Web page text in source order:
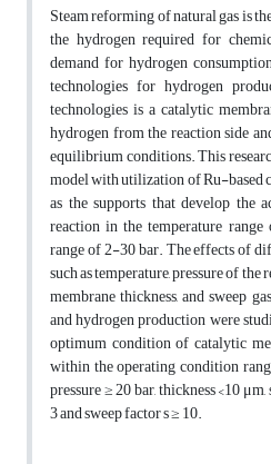
Steam reforming of natural gas is
the hydrogen required for
demand for hydrogen
technologies for hydrogen
technologies is a catalytic
hydrogen from the reaction side
equilibrium conditions. This
model with utilization of Ru-based
as the supports that develop
reaction in the temperature
range of 2-30 bar. The effects of
such as temperature, pressure of the
membrane thickness, and sweep
and hydrogen production were
optimum condition of catalytic
within the operating condition
pressure ≥ 20 bar, thickness <10
3 and sweep factor s ≥ 10.